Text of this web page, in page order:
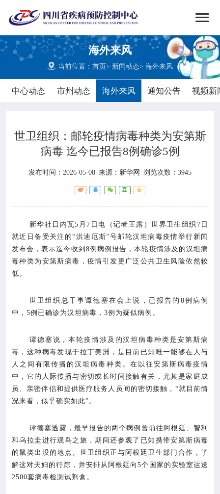

海外来风
 当前位置：首页> 新闻动态>海外来风
中心动态 市州动态 海外来风 通知公告 视频新

网站首页
中心概况 
新闻动态 
工作重点 
专业服务 
科研培训 
学术期刊
在线互动 
政务公开
世卫组织：邮轮疫情病毒种类为安第斯
病毒 迄今已报告8例确诊5例
发布时间：2026-05-08 来源： 新华网 浏览次数：3945
新华社日内瓦5月7日电（记者王露）世界卫生组织7日
就近日备受关注的“洪迪厄斯”号邮轮汉坦病毒疫情举行新闻
发布会，表示迄今收到8例病例报告，本轮疫情涉及的汉坦病
毒种类为安第斯病毒，疫情引发更广泛公共卫生风险依然较
低。
世卫组织总干事谭德塞在会上说，已报告的8例病例
中，5例已确诊为汉坦病毒，3例为疑似病例。
谭德塞说，本轮疫情涉及的汉坦病毒种类是安第斯病
毒，这种病毒发现于拉丁美洲，是目前已知唯一能够在人与
人之间有限传播的汉坦病毒种类。在以往安第斯病毒疫情
中，它的人际传播与密切或长时间接触有关，尤其是家庭成
员、亲密伴侣和提供医疗服务人员间的密切接触，“就目前情
况来看，似乎确实如此”。
谭德塞透露，最早报告的两个病例曾前往阿根廷、智利
和乌拉圭进行观鸟之旅，期间还参观了已知携带安第斯病毒
的鼠类出没的地点。世卫组织正与阿根廷卫生部门合作，了
解这对夫妇的行踪，并安排从阿根廷向5个国家的实验室运送
2500套病毒检测试剂盒。